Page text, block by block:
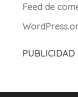
Feed de
PUBLICIDAD